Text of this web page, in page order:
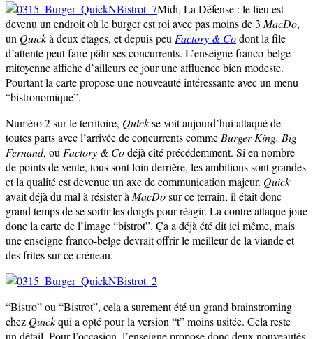
Midi, La Défense : le lieu est
devenu un endroit où le burger est roi avec pas moins de 3 MacDo,
un Quickà deux étages, et depuis peu Factory & Codont la file
d’attente peut faire pâlir ses concurrents. L’enseigne franco-belge
mitoyenne affiche d’ailleurs ce jour une affluence bien modeste.
Pourtant la carte propose une nouveauté intéressante avec un menu
“bistronomique”.
Numéro 2 sur le territoire, Quickse voit aujourd’hui attaqué de
toutes parts avec l’arrivée de concurrents comme Burger King, Big
Fernand, ou Factory & Codéjà cité précédemment. Si en nombre
de points de vente, tous sont loin derrière, les ambitions sont grandes
et la qualité est devenue un axe de communication majeur. Quick
avait déjà du mal à résister à MacDosur ce terrain, il était donc
grand temps de se sortir les doigts pour réagir. La contre attaque joue
donc la carte de l’image “bistrot”. Ça a déjà été dit ici même, mais
une enseigne franco-belge devrait offrir le meilleur de la viande et
des frites sur ce créneau.
“Bistro” ou “Bistrot”, cela a surement été un grand brainstroming
chez Quickqui a opté pour la version “t” moins usitée. Cela reste
un détail. Pour l’occasion, l’enseigne propose donc deux nouveautés